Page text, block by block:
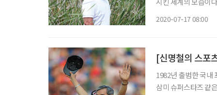
2020-07-17 08:00
[신명철의 스포
1982년 출범한 국내
삼미 슈퍼스타즈 같